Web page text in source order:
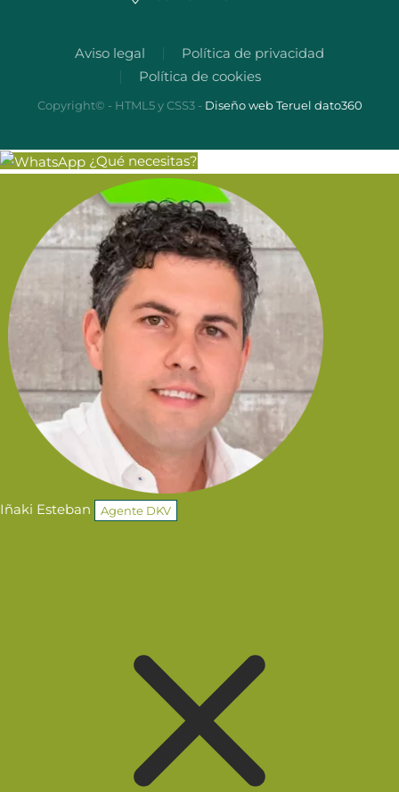
Aviso legal
Política de privacidad
Política de cookies
Copyright© - HTML5 y CSS3 - Diseño web Teruel dato360
¿Qué necesitas?
Iñaki Esteban Agente DKV